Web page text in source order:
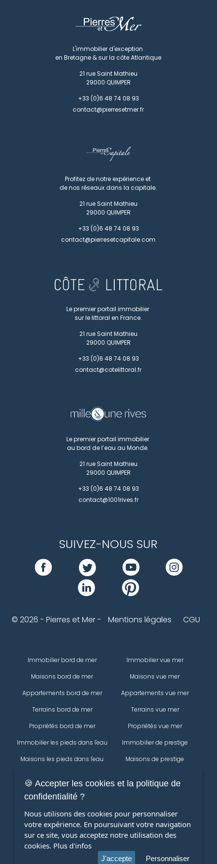
Modifier votre recherche
L'immobilier d'exception
en Bretagne & sur la côte Atlantique
21 rue Saint Mathieu
29000 QUIMPER
+33 (0)6 48 74 08 93
contact@pierresetmer.fr
Profitez de notre expérience et
de nos réseaux dans la capitale.
21 rue Saint Mathieu
29000 QUIMPER
+33 (0)6 48 74 08 93
contact@pierresetcapitale.com
Le premier portail immobilier
sur le littoral en France.
21 rue Saint Mathieu
29000 QUIMPER
+33 (0)6 48 74 08 93
contact@cotelittoral.fr
Le premier portail immobilier
au bord de l’eau au Monde.
21 rue Saint Mathieu
29000 QUIMPER
+33 (0)6 48 74 08 93
contact@1001rives.fr
SUIVEZ-NOUS SUR
© 2026 - Pierres et Mer - Mentions légales CGU
Immobilier bord de mer
Maisons bord de mer
Appartements bord de mer
Terrains bord de mer
Propriétés bord de mer
Immobilier vue mer
Maisons vue mer
Appartements vue mer
Terrains vue mer
Propriétés vue mer
Immobilier les pieds dans l'eau
Maisons les pieds dans l'eau
l'eau
Propriétés les pieds dans l'eau
Immobilier de prestige
Maisons de prestige
Maisons
terrains
🍪 Accepter les cookies et la politique de
confidentialité ?
Nous utilisons des cookies pour personnaliser
votre expérience. En poursuivant votre navigation
sur ce site, vous acceptez notre utilisation des
cookies. Plus d'infos
J'accepte Personnaliser